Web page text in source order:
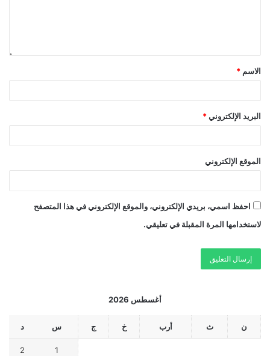
الاسم *
البريد الإلكتروني *
الموقع الإلكتروني
احفظ اسمي، بريدي الإلكتروني، والموقع الإلكتروني في هذا المتصفح
لاستخدامها المرة المقبلة في تعليقي.
أغسطس 2026
ن ث أرب خ ج س د
1
2